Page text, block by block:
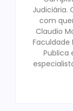
Judiciária.
com
Claudio
Faculdade
Publica